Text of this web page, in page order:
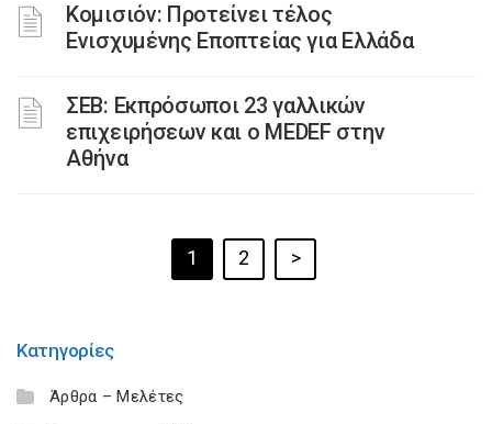
Κομισιόν: Προτείνει τέλος
Ενισχυμένης Εποπτείας για Ελλάδα
ΣΕΒ: Εκπρόσωποι 23 γαλλικών
επιχειρήσεων και ο MEDEF στην
Αθήνα
1 2 >
Κατηγορίες
Άρθρα – Μελέτες